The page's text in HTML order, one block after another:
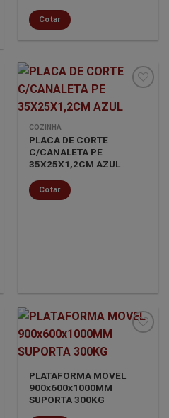
Cotar
COZINHA
PLACA DE CORTE
C/CANALETA PE
35X25X1,2CM AZUL
Cotar
PLATAFORMA MOVEL
900x600x1000MM
SUPORTA 300KG